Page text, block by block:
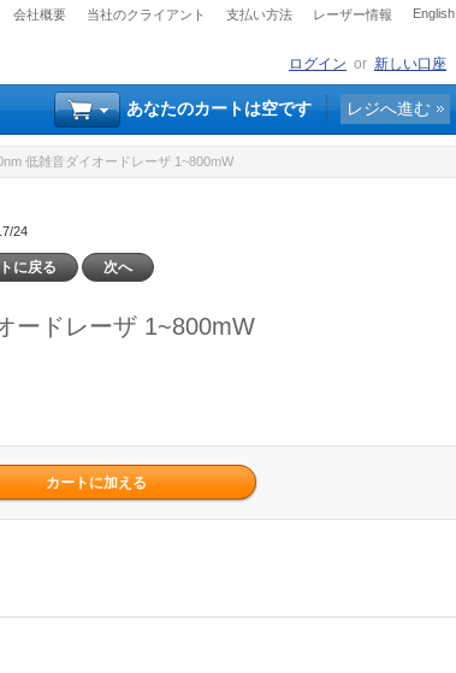
会社概要 当社のクライアント 支払い方法 レーザー情報 English
ログイン or 新しい口座
あなたのカートは空です レジへ進む
低雑音ダイオードレーザ 1~800mW
24
に戻る 次へ
ードレーザ 1~800mW